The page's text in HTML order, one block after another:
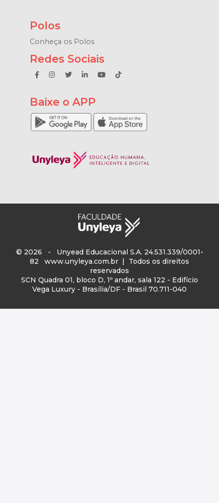
Polos
Conheça os Polos
Redes Sociais
Baixe o APP
© 2026 - Unyead Educacional S.A. 24.531.339/0001-
82 www.unyleya.com.br | Todos os direitos
reservados
SCN Quadra 01, bloco D, 1º andar, sala 122 - Edifício
Vega Luxury - Brasília/DF - Brasil 70.711-040